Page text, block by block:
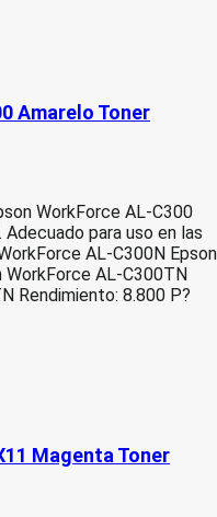
Amarelo Toner
WorkForce AL-C300
para uso en las
AL-C300N Epson
AL-C300TN
Rendimiento: 8.800 P?
Magenta Toner